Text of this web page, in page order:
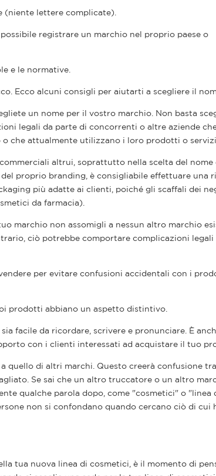
(niente lettere complicate).
registrare un marchio nel proprio paese o
e le normative.
Ecco alcuni consigli per aiutarti a scegliere il
un nome per il vostro marchio. Non basta
legali da parte di concorrenti o altre aziende
che attualmente utilizzano i loro prodotti o servizi.
altrui, soprattutto nella scelta del nome
proprio branding, è consigliabile effettuare una
più adatte ai clienti, poiché gli scaffali dei
da farmacia).
marchio non assomigli a nessun altro marchio
ciò potrebbe comportare complicazioni legali
per evitare confusioni accidentali con i
prodotti abbiano un aspetto distintivo.
facile da ricordare, scrivere e pronunciare. È
con i clienti interessati ad acquistare il tuo
quello di altri marchi. Questo creerà confusione
Se sai che un altro truccatore o un altro
qualche parola dopo, come "cosmetici" o "linea
non si confondano quando cercano ciò di cui
tua nuova linea di cosmetici, è il momento di